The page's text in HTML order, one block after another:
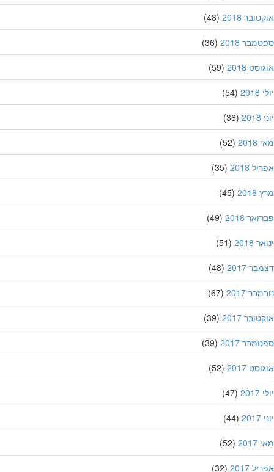
2018
(48)
2018
(36)
2018
(59)
(54)
(36)
(52)
2018
(35)
(45)
2018
(49)
2018
(51)
2017
(48)
2017
(67)
2017
(39)
2017
(39)
2017
(52)
(47)
(44)
(52)
2017
(32)